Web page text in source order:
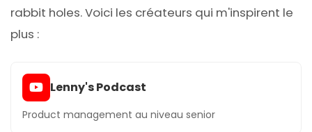
rabbit holes. Voici les créateurs qui m'inspirent le
plus :
Lenny's Podcast
Product management au niveau senior